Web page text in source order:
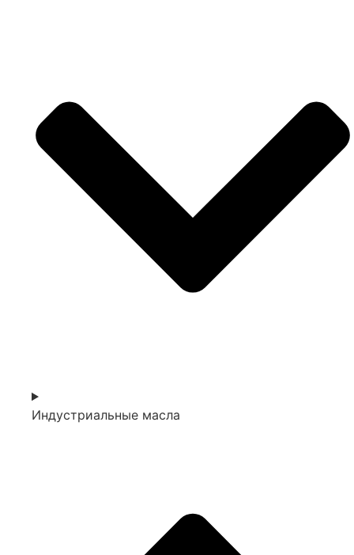
Индустриальные масла